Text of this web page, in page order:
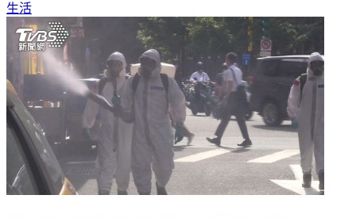
生活